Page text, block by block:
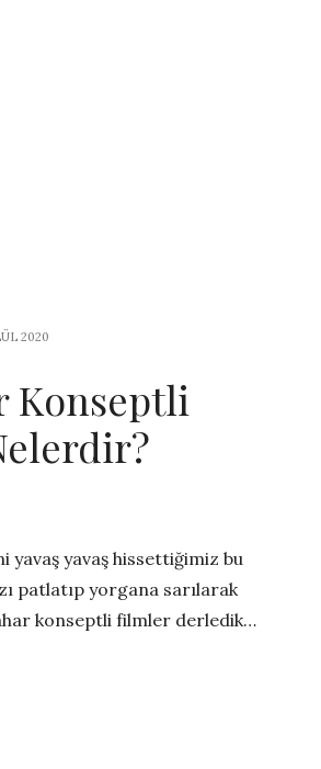
2020
Konseptli
yavaş yavaş hissettiğimiz bu
patlatıp yorgana sarılarak
konseptli filmler derledik…